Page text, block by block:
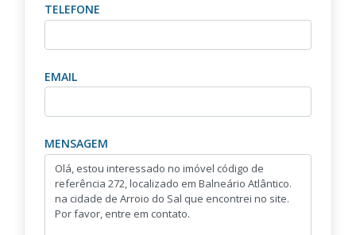
TELEFONE
EMAIL
MENSAGEM